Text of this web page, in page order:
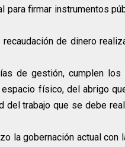
para firmar instrumentos
de dinero
de gestión, cumplen
espacio físico, del abrigo
del trabajo que se debe
la gobernación actual con